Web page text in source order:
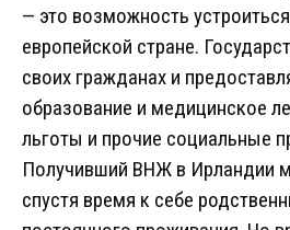
— это возможность
европейской стране.
своих гражданах и
образование и медицинское
льготы и прочие социальные
Получивший ВНЖ в Ирландии
спустя время к себе